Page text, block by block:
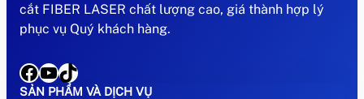
cắt FIBER LASER chất lượng cao, giá thành hợp lý
phục vụ Quý khách hàng.
Facebook YouTube TikTok
SẢN PHẨM VÀ DỊCH VỤ